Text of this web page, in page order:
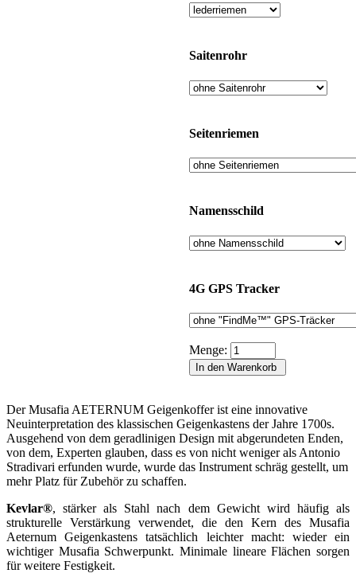
Saitenrohr
Seitenriemen
Namensschild
4G GPS Tracker
Menge:
Der Musafia AETERNUM Geigenkoffer ist eine innovative
Neuinterpretation des klassischen Geigenkastens der Jahre 1700s.
Ausgehend von dem geradlinigen Design mit abgerundeten Enden,
von dem, Experten glauben, dass es von nicht weniger als Antonio
Stradivari erfunden wurde, wurde das Instrument schräg gestellt, um
mehr Platz für Zubehör zu schaffen.
Kevlar®, stärker als Stahl nach dem Gewicht wird häufig als
strukturelle Verstärkung verwendet, die den Kern des Musafia
Aeternum Geigenkastens tatsächlich leichter macht: wieder ein
wichtiger Musafia Schwerpunkt. Minimale lineare Flächen sorgen
für weitere Festigkeit.